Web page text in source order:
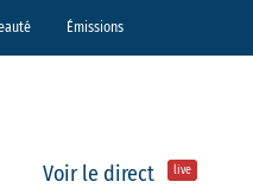
Émissions
Voir le direct live